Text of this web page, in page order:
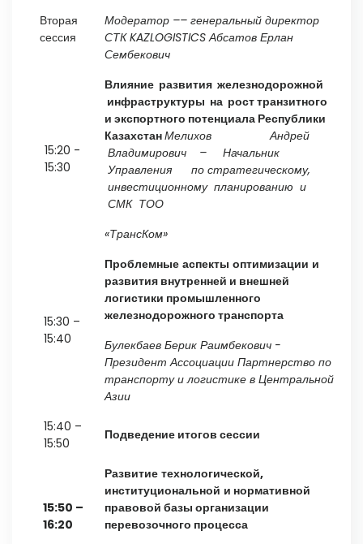
Вторая
сессия
Модератор –– генеральный директор
СТКKAZLOGISTICS Абсатов Ерлан
Сембекович
15:20 -
15:30
Влияниеразвития железнодорожной
инфраструктуры на рост транзитного
и экспортного потенциала Республики
КазахстанМелихов Андрей
Владимирович – Начальник
Управления по стратегическому,
инвестиционному планированию и
СМК ТОО
«ТрансКом»
15:30 –
15:40
Проблемные аспекты оптимизации и
развития внутренней и внешней
логистики промышленного
железнодорожного транспорта
Булекбаев Берик Раимбекович -
Президент Ассоциации Партнерство по
транспорту и логистике в Центральной
Азии
15:40 –
15:50
Подведение итогов сессии
15:50 –
16:20
Развитие технологической,
институциональной и нормативной
правовой базы организации
перевозочного процесса